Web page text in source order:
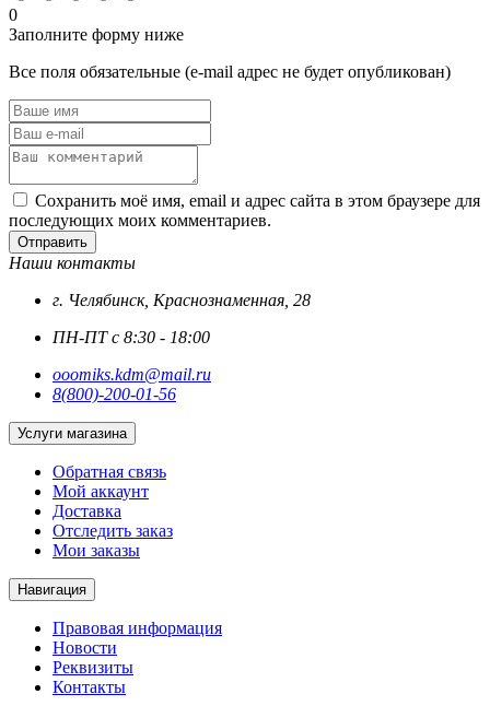
0
Заполните форму ниже
Все поля обязательные (e-mail адрес не будет опубликован)
Сохранить моё имя, email и адрес сайта в этом браузере для
последующих моих комментариев.
Отправить
Наши контакты
г. Челябинск, Краснознаменная, 28
ПН-ПТ с 8:30 - 18:00
ooomiks.kdm@mail.ru
8(800)-200-01-56
Услуги магазина
Обратная связь
Мой аккаунт
Доставка
Отследить заказ
Мои заказы
Навигация
Правовая информация
Новости
Реквизиты
Контакты